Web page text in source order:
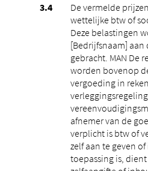
De vermelde
wettelijke btw of
Deze belastingen
[Bedrijfsnaam]
gebracht. MAN De
worden bovenop
vergoeding in
afnemer van de
verplicht is btw of
zelf aan te geven
toepassing is,